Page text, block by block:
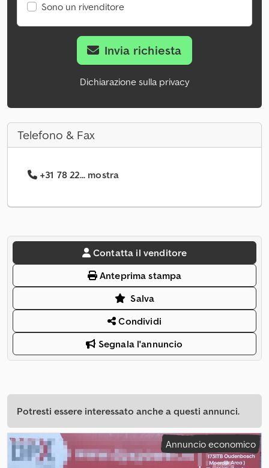
Sono un rivenditore
Invia richiesta
Dichiarazione sulla privacy
Telefono & Fax
+31 78 22... mostra
Contatta il venditore
Anteprima stampa
Salva
Condividi
Segnala l'annuncio
Potresti essere interessato anche a questi annunci.
Annuncio economico